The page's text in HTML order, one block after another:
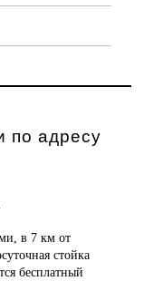
по адресу
в 7 км от
стойка
бесплатный